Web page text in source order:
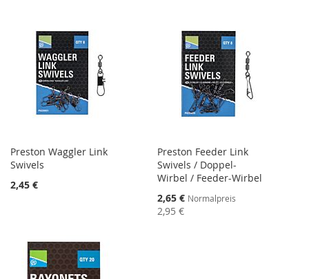
Preston Waggler Link
Swivels
2,45 €
Preston Feeder Link
Swivels / Doppel-
Wirbel / Feeder-Wirbel
Sonderangebot
2,65 € Normalpreis
2,95 €